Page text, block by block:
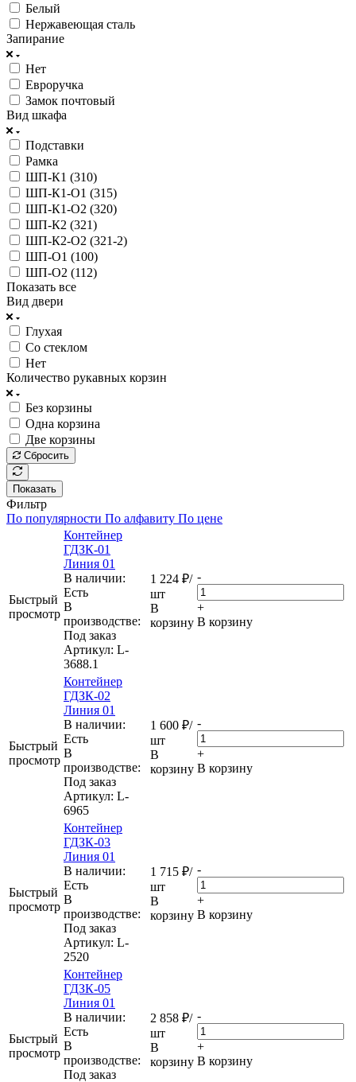
Белый
Нержавеющая сталь
Запирание
Нет
Евроручка
Замок почтовый
Вид шкафа
Подставки
Рамка
ШП-К1 (310)
ШП-К1-О1 (315)
ШП-К1-О2 (320)
ШП-К2 (321)
ШП-К2-О2 (321-2)
ШП-О1 (100)
ШП-О2 (112)
Показать все
Вид двери
Глухая
Со стеклом
Нет
Количество рукавных корзин
Без корзины
Одна корзина
Две корзины
Сбросить
Показать
Фильтр
По популярности По алфавиту По цене
Быстрый
просмотр
Контейнер
ГДЗК-01
Линия 01
В наличии:
Eсть
В
производстве:
Под заказ
Артикул: L-
3688.1
1 224 ₽/
шт
В
корзину
-
+
В корзину
Быстрый
просмотр
Контейнер
ГДЗК-02
Линия 01
В наличии:
Eсть
В
производстве:
Под заказ
Артикул: L-
6965
1 600 ₽/
шт
В
корзину
-
+
В корзину
Быстрый
просмотр
Контейнер
ГДЗК-03
Линия 01
В наличии:
Eсть
В
производстве:
Под заказ
Артикул: L-
2520
1 715 ₽/
шт
В
корзину
-
+
В корзину
Быстрый
просмотр
Контейнер
ГДЗК-05
Линия 01
В наличии:
Eсть
В
производстве:
Под заказ
2 858 ₽/
шт
В
корзину
-
+
В корзину